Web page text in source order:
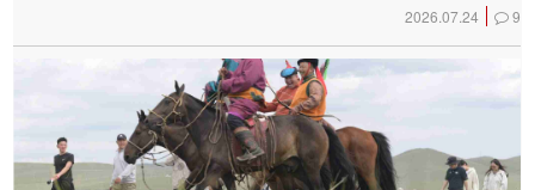
2026.07.24 9